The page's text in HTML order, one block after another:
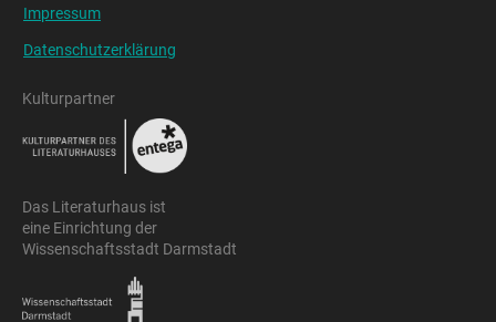
Impressum
Datenschutzerklärung
Kulturpartner
Das Literaturhaus ist
eine Einrichtung der
Wissenschaftsstadt Darmstadt